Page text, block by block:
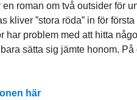
roman om två outsider för
kliver ”stora röda” in för
har problem med att hitta
sätta sig jämte honom.
här